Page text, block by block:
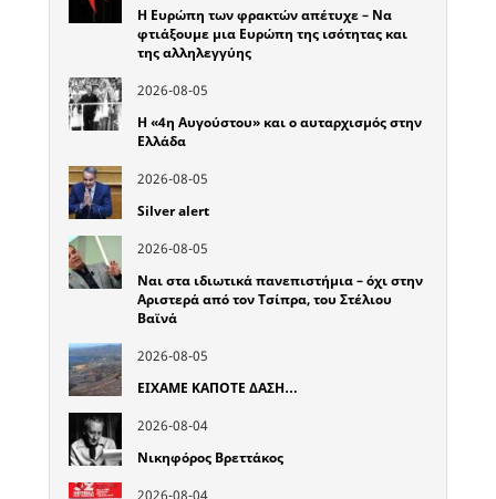
Η Ευρώπη των φρακτών απέτυχε – Να
φτιάξουμε μια Ευρώπη της ισότητας και
της αλληλεγγύης
2026-08-05
Η «4η Αυγούστου» και ο αυταρχισμός στην
Ελλάδα
2026-08-05
Silver alert
2026-08-05
Ναι στα ιδιωτικά πανεπιστήμια – όχι στην
Αριστερά από τον Τσίπρα, του Στέλιου
Βαϊνά
2026-08-05
ΕΙΧΑΜΕ ΚΑΠΟΤΕ ΔΑΣΗ…
2026-08-04
Νικηφόρος Βρεττάκος
2026-08-04